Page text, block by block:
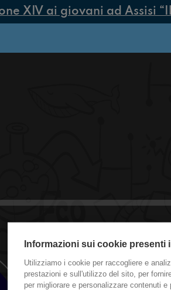
XIV ai giovani ad Assisi
#CasaGialla
Ascoltatori di
Oggi parleremo del
Informazioni sui cookie presenti
Utilizziamo i cookie per raccogliere e
prestazioni e sull'utilizzo del sito, per
per migliorare e personalizzare contenuti e